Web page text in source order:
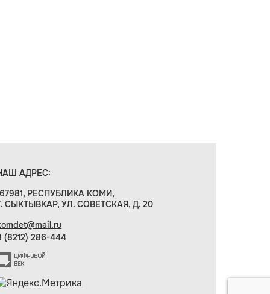
АДРЕС:
РЕСПУБЛИКА КОМИ,
СЫКТЫВКАР, УЛ. СОВЕТСКАЯ, Д. 20
(8212) 286-444